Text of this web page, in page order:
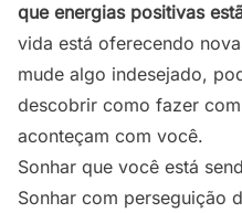
que energias positivas
vida está oferecendo
mude algo indesejado,
descobrir como fazer
aconteçam com você.
Sonhar que você está
Sonhar com perseguição